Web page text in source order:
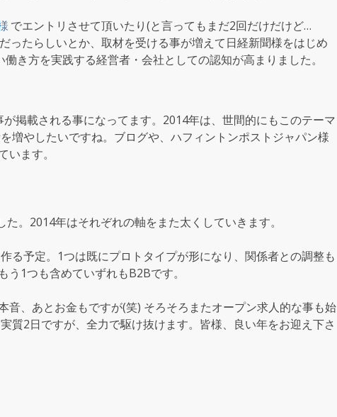
でエントリさせて頂いたり(と言ってもまだ2回だけだけど…
ったらしいとか、取材を受ける事が増えて日経新聞様をはじめ
き方を実践する経営者・会社としての認知が高まりました。
掲載される事になってます。2014年は、世間的にもこのテーマ
増やしたいですね。ブログや、ハフィントンポストジャパン様
ます。
。2014年はそれぞれの軸をまた太くしていきます。
る予定。1つは既にプロトタイプが形になり、関係者との調整も
1つも含めていずれもB2Bです。
音、あとお金もですが(笑) そろそろまたオープン求人的な事も始
質2日ですが、全力で駆け抜けます。皆様、良い年をお迎え下さ